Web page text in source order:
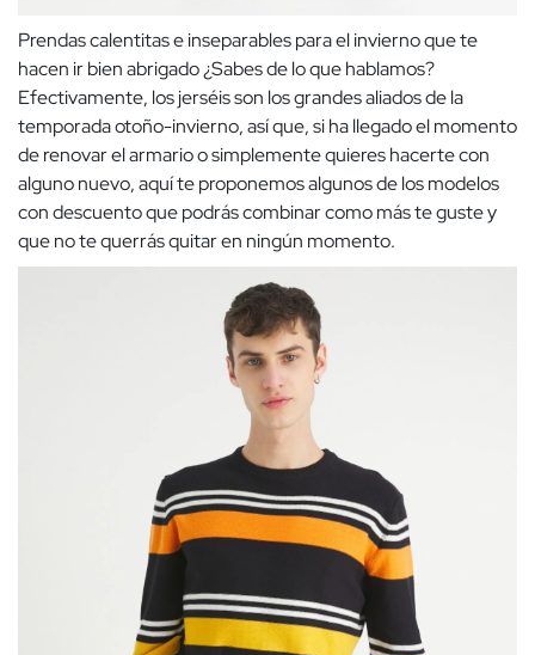
Prendas calentitas e inseparables para el invierno que te
hacen ir bien abrigado ¿Sabes de lo que hablamos?
Efectivamente, los jerséis son los grandes aliados de la
temporada otoño-invierno, así que, si ha llegado el momento
de renovar el armario o simplemente quieres hacerte con
alguno nuevo, aquí te proponemos algunos de los modelos
con descuento que podrás combinar como más te guste y
que no te querrás quitar en ningún momento.